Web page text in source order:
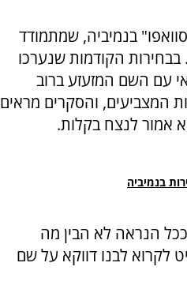
בנמיביה, שמתמודד
הקודמות שנערכו
עם השם המזעזע ברוב
מקולות המצביעים, והסקרים מראים
אמור לנצח בקלות.
בנמיביה
אביו ככל הנראה לא הבין מה
לבנו דווקא על שם